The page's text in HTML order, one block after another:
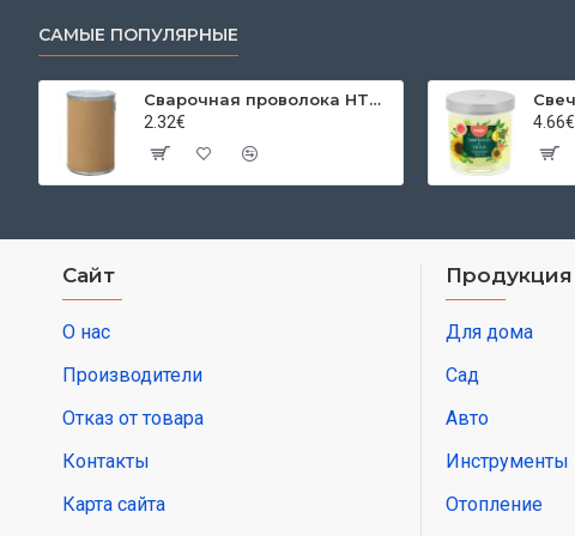
САМЫЕ ПОПУЛЯРНЫЕ
Сварочная проволока HTW-50 1,0 мм, катушка 250 кг, SG2
2.32€
4.66€
Сайт
О нас
Производители
Отказ от товара
Контакты
Карта сайта
Продукция
Для дома
Сад
Авто
Инструменты
Отопление